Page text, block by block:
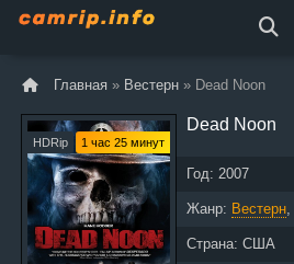
Главная » Вестерн » Dead Noon
HDRip 1 час 25 минут
Dead Noon
Год: 2007
Жанр: Вестерн,
Страна: США